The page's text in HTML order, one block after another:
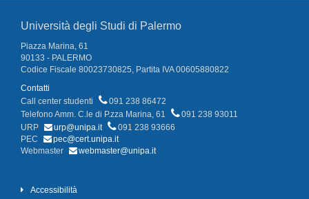
Università degli Studi di Palermo
Piazza Marina, 61
90133 - PALERMO
Codice Fiscale 80023730825, Partita IVA 00605880822
Contatti
Call center studenti
091 238 86472
Telefono Amm. C.le di P.zza Marina, 61
091 238 93011
URP
urp@unipa.it
091 238 93666
PEC
pec@cert.unipa.it
Webmaster
webmaster@unipa.it
Accessibilità